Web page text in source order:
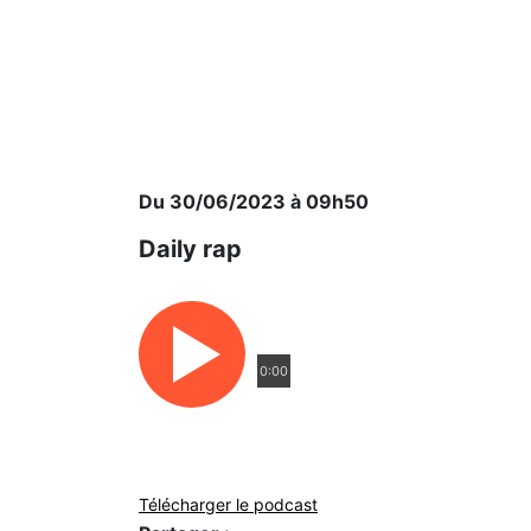
Du 30/06/2023 à 09h50
Daily rap
0:00
Télécharger le podcast